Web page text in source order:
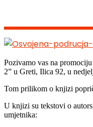
Pozivamo vas na
2” u Greti, Ilica 92, u
Tom prilikom o knjizi
U knjizi su tekstovi o
umjetnika: